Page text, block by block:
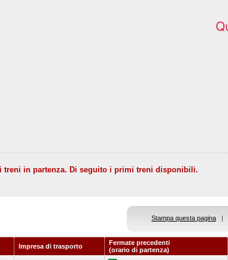
treni in partenza. Di seguito i primi treni disponibili.
Stampa questa pagina |
Impresa di trasporto
Fermate precedenti
(orario di partenza)